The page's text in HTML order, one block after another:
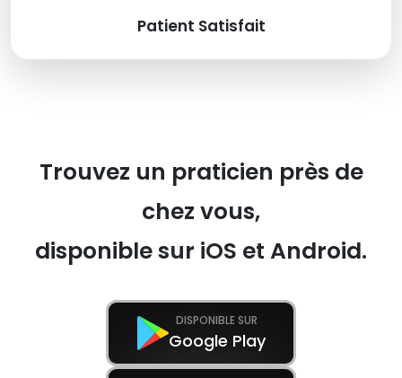
Patient Satisfait
Trouvez un praticien près de
chez vous,
disponible sur iOS et Android.
DISPONIBLE SUR
Google Play